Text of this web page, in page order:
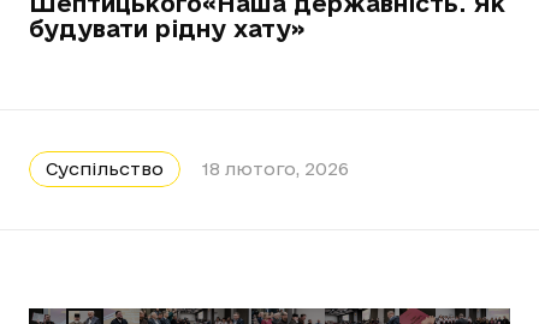
будувати рідну хату»
Суспільство 18 лютого, 2026